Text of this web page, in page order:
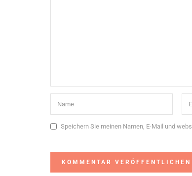
Speichern Sie meinen Namen, E-Mail und